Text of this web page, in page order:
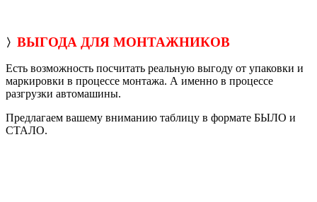
〉 ВЫГОДА ДЛЯ МОНТАЖНИКОВ
Есть возможность посчитать реальную выгоду от упаковки и
маркировки в процессе монтажа. А именно в процессе
разгрузки автомашины.
Предлагаем вашему вниманию таблицу в формате БЫЛО и
СТАЛО.